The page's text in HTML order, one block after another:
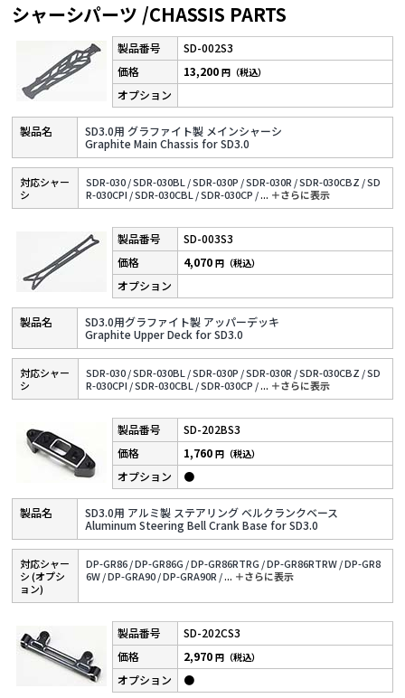
シャーシパーツ /CHASSIS PARTS
SD-002S3
SD3.0用 グラファイト製 メインシャーシ
Graphite Main Chassis for SD3.0
13,200円（税込）
対応シャー
シ
SDR-030 /SDR-030BL /SDR-030P /SDR-030R /SDR-030CBZ /SD
R-030CPI /SDR-030CBL /SDR-030CP /... ＋さらに表⽰
SD-003S3
SD3.0用グラファイト製 アッパーデッキ
Graphite Upper Deck for SD3.0
4,070円（税込）
対応シャー
シ
SDR-030 /SDR-030BL /SDR-030P /SDR-030R /SDR-030CBZ /SD
R-030CPI /SDR-030CBL /SDR-030CP /... ＋さらに表⽰
SD-202BS3
SD3.0用 アルミ製 ステアリング ベルクランクベース
Aluminum Steering Bell Crank Base for SD3.0
1,760円（税込）
●
対応シャー
シ (オプシ
ョン)
DP-GR86 /DP-GR86G /DP-GR86RTRG /DP-GR86RTRW /DP-GR8
6W /DP-GRA90 /DP-GRA90R /... ＋さらに表⽰
SD-202CS3
2,970円（税込）
●